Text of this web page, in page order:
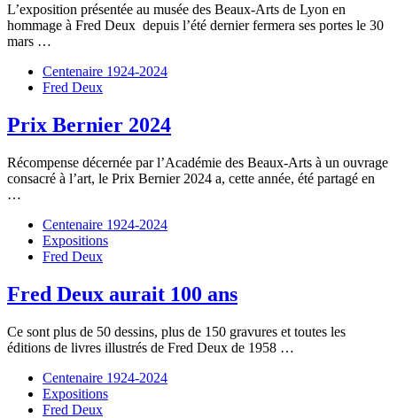
L’exposition présentée au musée des Beaux-Arts de Lyon en
hommage à Fred Deux depuis l’été dernier fermera ses portes le 30
mars …
Centenaire 1924-2024
Fred Deux
Prix Bernier 2024
Récompense décernée par l’Académie des Beaux-Arts à un ouvrage
consacré à l’art, le Prix Bernier 2024 a, cette année, été partagé en
…
Centenaire 1924-2024
Expositions
Fred Deux
Fred Deux aurait 100 ans
Ce sont plus de 50 dessins, plus de 150 gravures et toutes les
éditions de livres illustrés de Fred Deux de 1958 …
Centenaire 1924-2024
Expositions
Fred Deux